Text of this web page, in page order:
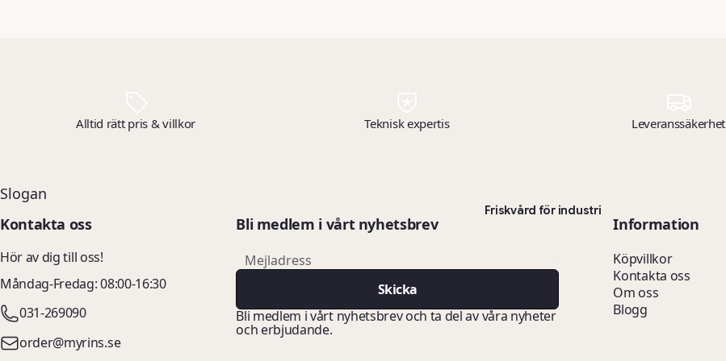
roterande gafflar. Volym: 250 liter.
Alltid rätt pris & villkor Teknisk expertis Leveranssäkerhet
Slogan
Friskvård för industri
Kontakta oss
Hör av dig till oss!
Måndag-Fredag: 08:00-16:30
031-269090
order@myrins.se
Bli medlem i vårt nyhetsbrev
email
Mejladress
Skicka
Bli medlem i vårt nyhetsbrev och ta del av våra nyheter
och erbjudande.
Information
Köpvillkor
Kontakta oss
Om oss
Blogg